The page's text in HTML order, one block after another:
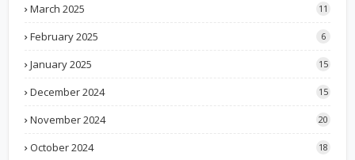
March 2025 11
February 2025 6
January 2025 15
December 2024 15
November 2024 20
October 2024 18